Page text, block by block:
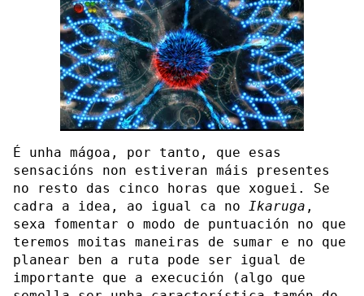
É unha mágoa, por tanto, que esas
sensacións non estiveran máis presentes
no resto das cinco horas que xoguei. Se
cadra a idea, ao igual ca no Ikaruga ,
sexa fomentar o modo de puntuación no que
teremos moitas maneiras de sumar e no que
planear ben a ruta pode ser igual de
importante que a execución (algo que